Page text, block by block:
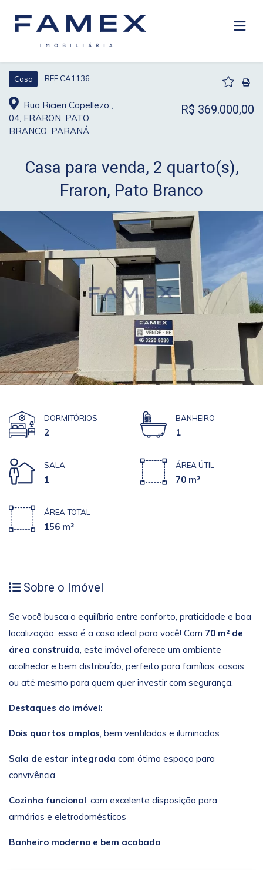
Casa REF CA1136
Rua Ricieri Capellezo ,
04, FRARON, PATO
BRANCO, PARANÁ
R$ 369.000,00
Casa para venda, 2 quarto(s),
Fraron, Pato Branco
DORMITÓRIOS
2
BANHEIRO
1
SALA
1
ÁREA ÚTIL
70 m²
ÁREA TOTAL
156 m²
Sobre o Imóvel
Se você busca o equilíbrio entre conforto, praticidade e boa
localização, essa é a casa ideal para você! Com 70 m² de
área construída, este imóvel oferece um ambiente
acolhedor e bem distribuído, perfeito para famílias, casais
ou até mesmo para quem quer investir com segurança.
Destaques do imóvel:
Dois quartos amplos, bem ventilados e iluminados
Sala de estar integrada com ótimo espaço para
convivência
Cozinha funcional, com excelente disposição para
armários e eletrodomésticos
Banheiro moderno e bem acabado